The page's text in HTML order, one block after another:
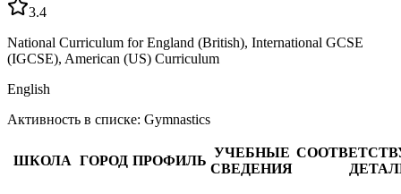
3.4
National Curriculum for England (British), International GCSE
(IGCSE), American (US) Curriculum
English
Активность в списке: Gymnastics
ШКОЛА ГОРОД ПРОФИЛЬ
УЧЕБНЫЕ
СВЕДЕНИЯ